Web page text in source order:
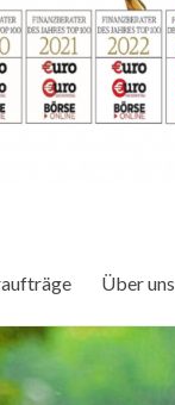
Über uns